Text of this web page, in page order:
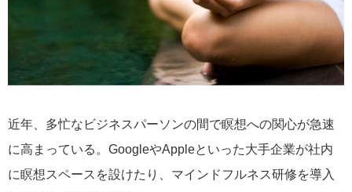
近年、多忙なビジネスパーソンの間で瞑想への関心が急速
に高まっている。GoogleやAppleといった大手企業が社内
に瞑想スペースを設けたり、マインドフルネス研修を導入